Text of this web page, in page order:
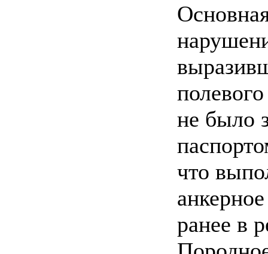
не было
что
ранее в